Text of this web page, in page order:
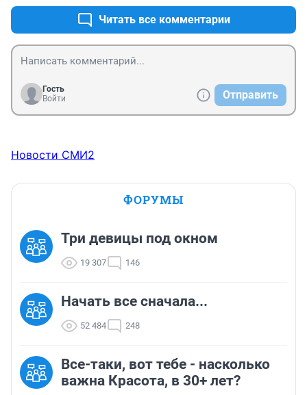
школы повышается, заодно тренируем дисциплину и
показываем подрастающему поколению причинно-
следственную связь.
Читать все комментарии
Гость
Войти
Отправить
Новости СМИ2
ФОРУМЫ
Три девицы под окном
19 307 146
Начать все сначала...
52 484 248
Все-таки, вот тебе - насколько
важна Красота, в 30+ лет?